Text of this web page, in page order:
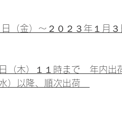
（金）～２０２３年１月３
（木）１１時まで　年内
）以降、順次出荷